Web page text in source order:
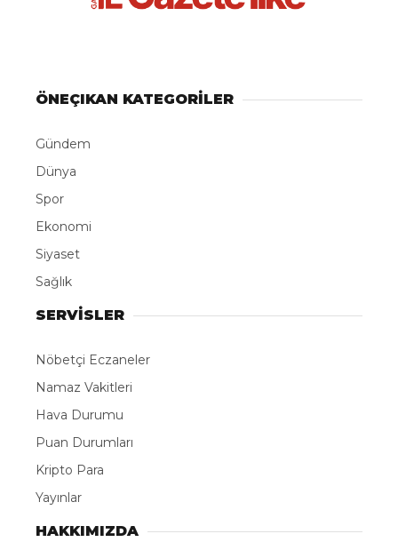
ABONE OL
Suriye Dışişleri Bakanlığı, Rusya ile Hmeymim
Havalimanı ve Tartus Limanı’ndaki sivil tesislerin
yönetiminin Suriye hükümetine devredilmesi ve
bölgedeki Rus askeri varlığının yeniden
imzalandığını açıkladı.